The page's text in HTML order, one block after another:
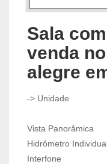
Sala
venda
alegre
-> Unidade
Vista Panorâmica
Hidrômetro
Interfone